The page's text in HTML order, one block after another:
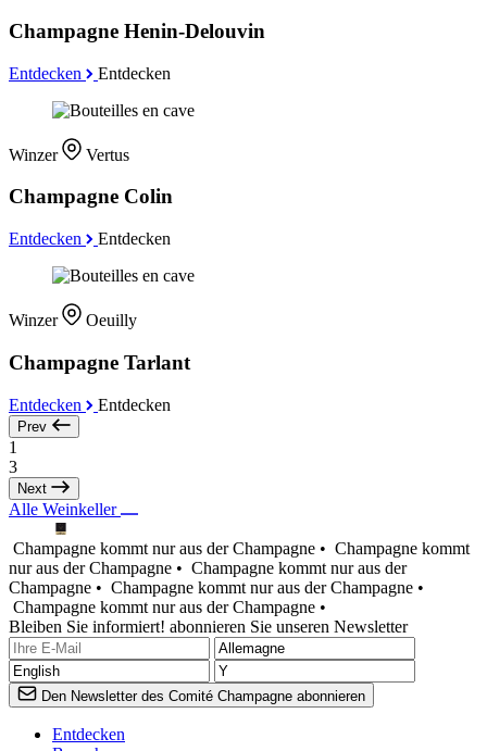
Champagne Henin-Delouvin
Entdecken Entdecken
Winzer Vertus
Champagne Colin
Entdecken Entdecken
Winzer Oeuilly
Champagne Tarlant
Entdecken Entdecken
Prev
1
3
Next
Alle Weinkeller
Champagne kommt nur aus der Champagne • Champagne kommt
nur aus der Champagne • Champagne kommt nur aus der
Champagne • Champagne kommt nur aus der Champagne •
Champagne kommt nur aus der Champagne •
Bleiben Sie informiert! abonnieren Sie unseren Newsletter
Den Newsletter des Comité Champagne abonnieren
Entdecken